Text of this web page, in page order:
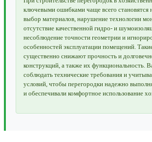
ключевыми ошибками чаще всего становятся
выбор материалов, нарушение технологии
отсутствие качественной гидро- и
несоблюдение точности геометрии и
особенностей эксплуатации помещений.
существенно снижают прочность и
конструкций, а также их функциональность.
соблюдать технические требования и
условий, чтобы перегородки надежно
и обеспечивали комфортное использование